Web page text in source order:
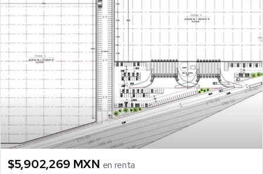
$5,902,269 MXN en renta